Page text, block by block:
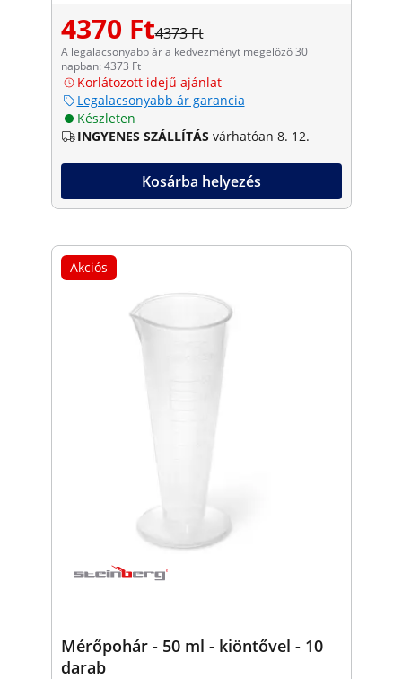
4370 Ft4373 Ft
A legalacsonyabb ár a kedvezményt megelőző 30
napban: 4373 Ft
Korlátozott idejű ajánlat
Legalacsonyabb ár garancia
Készleten
INGYENES SZÁLLÍTÁS várhatóan 8. 12.
Kosárba helyezés
Akciós
Mérőpohár - 50 ml - kiöntővel - 10
darab